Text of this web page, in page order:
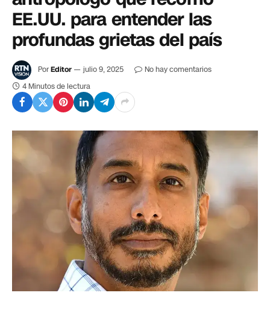
EE.UU. para entender las
profundas grietas del país
PorEditor julio 9, 2025
No hay comentarios
4 Minutos de lectura